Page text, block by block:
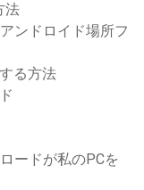
法
ンドロイド場所フ
る方法
ードが私のPCを